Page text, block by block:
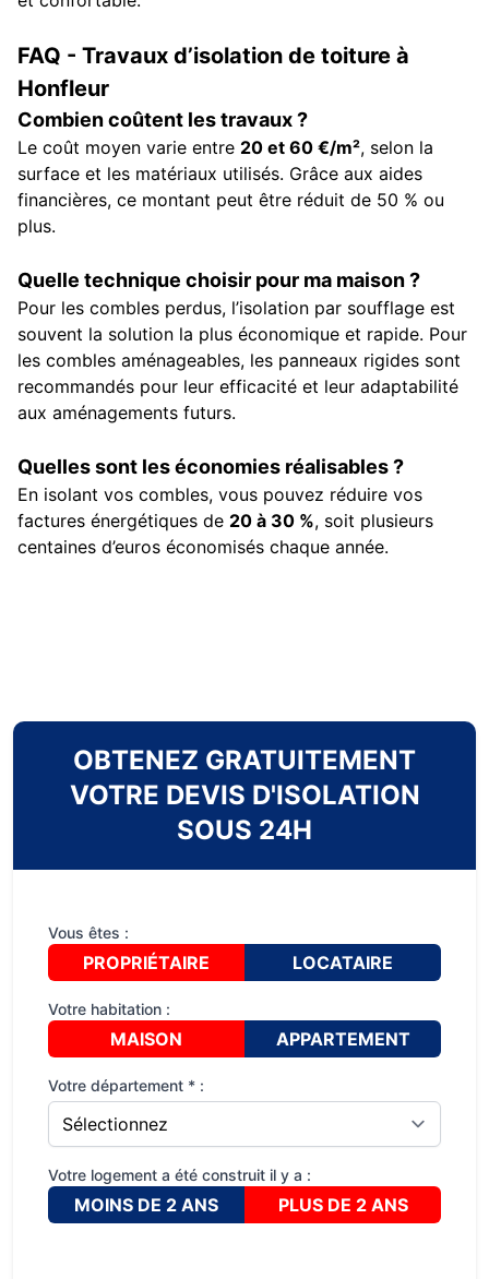
FAQ - Travaux d’isolation de toiture à
Honfleur
Combien coûtent les travaux ?
Le coût moyen varie entre 20 et 60 €/m², selon la
surface et les matériaux utilisés. Grâce aux aides
financières, ce montant peut être réduit de 50 % ou
plus.
Quelle technique choisir pour ma maison ?
Pour les combles perdus, l’isolation par soufflage est
souvent la solution la plus économique et rapide. Pour
les combles aménageables, les panneaux rigides sont
recommandés pour leur efficacité et leur adaptabilité
aux aménagements futurs.
Quelles sont les économies réalisables ?
En isolant vos combles, vous pouvez réduire vos
factures énergétiques de 20 à 30 %, soit plusieurs
centaines d’euros économisés chaque année.
OBTENEZ GRATUITEMENT
VOTRE DEVIS D'ISOLATION
SOUS 24H
Vous êtes :
PROPRIÉTAIRE LOCATAIRE
Votre habitation :
MAISON APPARTEMENT
Votre département * :
Votre logement a été construit il y a :
MOINS DE 2 ANS PLUS DE 2 ANS